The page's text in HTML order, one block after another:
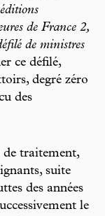
de France 2,
de ministres
ce défilé,
degré zéro
des
de traitement,
suite
des années
le